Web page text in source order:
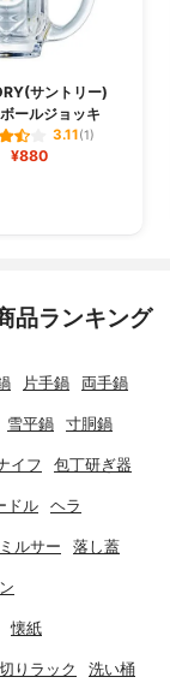
サントリー)
ールジョッキ
3.11(1)
¥880
品ランキング
片手鍋 両手鍋
雪平鍋 寸胴鍋
イフ 包丁研ぎ器
ドル ヘラ
ミルサー 落し蓋
懐紙
りラック 洗い桶